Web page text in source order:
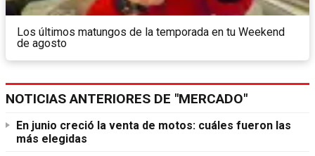
Los últimos matungos de la temporada en tu Weekend
de agosto
NOTICIAS ANTERIORES DE "MERCADO"
En junio creció la venta de motos: cuáles fueron las
más elegidas